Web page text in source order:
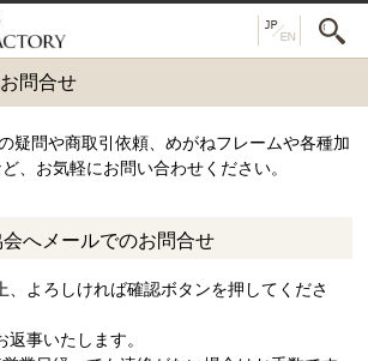
問合せ
疑問や商取引依頼、めがねフレームや各種加
、お気軽にお問い合わせください。
へメールでのお問合せ
、よろしければ確認ボタンを押してくださ
事いたします。